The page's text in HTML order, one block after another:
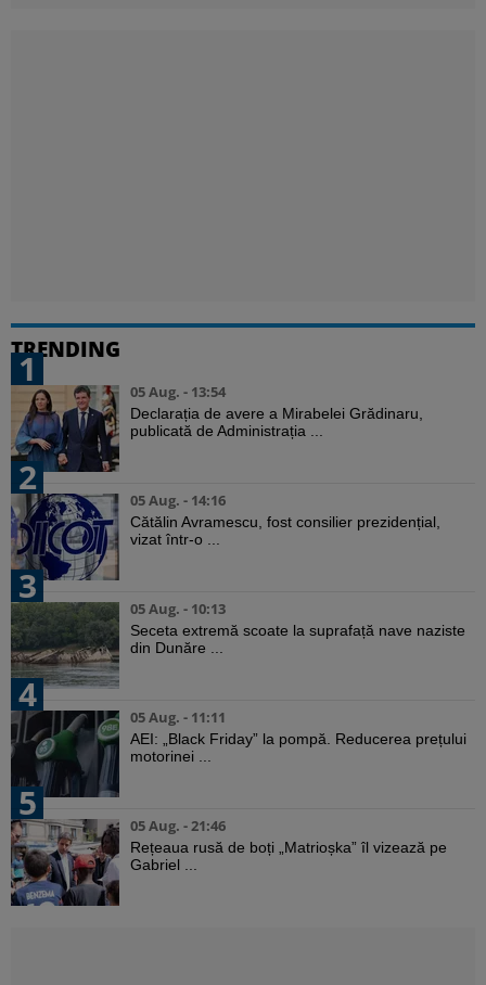
TRENDING
1
05 Aug. - 13:54
Declarația de avere a Mirabelei Grădinaru,
publicată de Administrația ...
2
05 Aug. - 14:16
Cătălin Avramescu, fost consilier prezidențial,
vizat într-o ...
3
05 Aug. - 10:13
Seceta extremă scoate la suprafață nave naziste
din Dunăre ...
4
05 Aug. - 11:11
AEI: „Black Friday” la pompă. Reducerea prețului
motorinei ...
5
05 Aug. - 21:46
Rețeaua rusă de boți „Matrioșka” îl vizează pe
Gabriel ...